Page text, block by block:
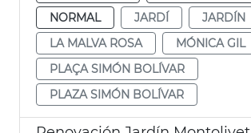
NORMAL
JARDÍ JARDÍN
LA MALVA ROSA
MÓNICA GIL
PLAÇA SIMÓN BOLÍVAR
PLAZA SIMÓN BOLÍVAR